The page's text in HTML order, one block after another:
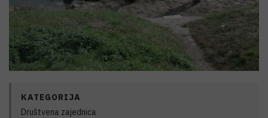
KATEGORIJA
Društvena zajednica